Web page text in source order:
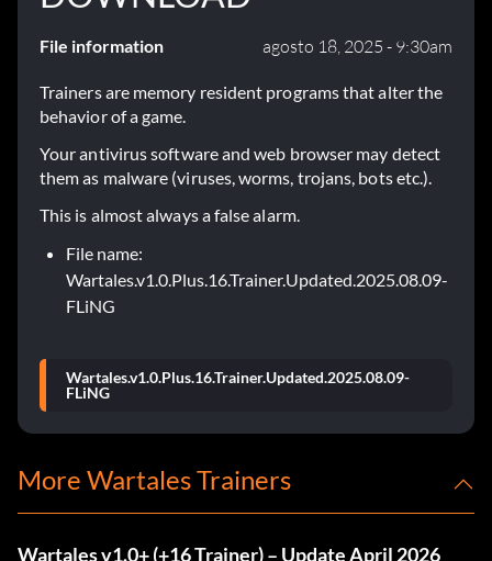
File information agosto 18, 2025 - 9:30am
Trainers are memory resident programs that alter the
behavior of a game.
Your antivirus software and web browser may detect
them as malware (viruses, worms, trojans, bots etc.).
This is almost always a false alarm.
File name:
Wartales.v1.0.Plus.16.Trainer.Updated.2025.08.09-
FLiNG
Wartales.v1.0.Plus.16.Trainer.Updated.2025.08.09-
FLiNG
More Wartales Trainers
Wartales v1.0+ (+16 Trainer) – Update April 2026